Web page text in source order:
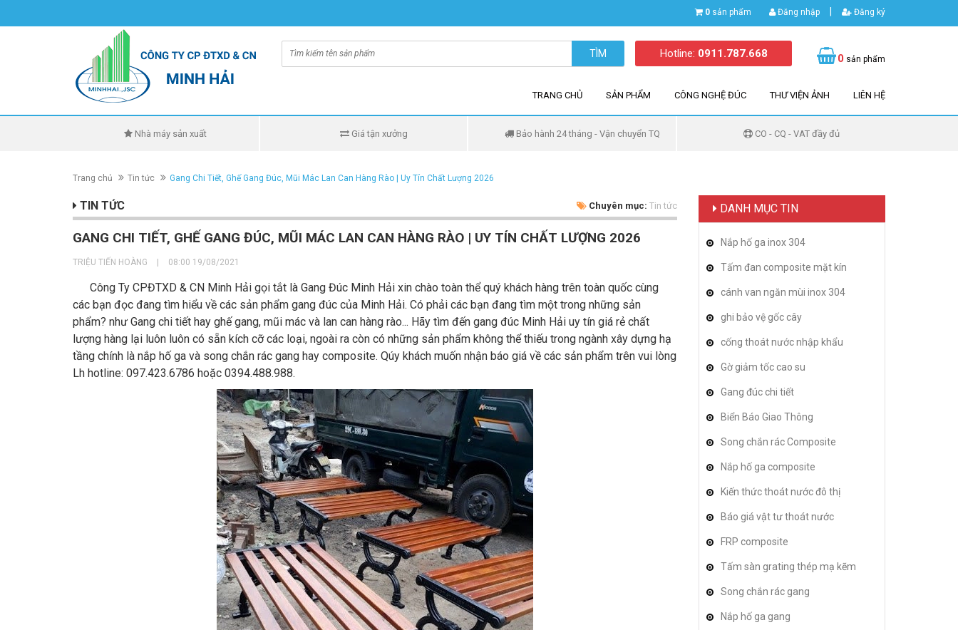
0 sản phẩm Đăng nhập Đăng ký
TÌM Hotline: 0911.787.668 0 sản phẩm
TRANG CHỦ SẢN PHẨM CÔNG NGHỆ ĐÚC THƯ VIỆN ẢNH LIÊN HỆ
Nhà máy sản xuất Giá tận xưởng Bảo hành 24 tháng - Vận chuyển TQ CO - CQ - VAT đầy đủ
Trang chủ Tin tức Gang Chi Tiết, Ghế Gang Đúc, Mũi Mác Lan Can Hàng Rào | Uy Tín Chất Lượng 2026
TIN TỨC Chuyên mục: Tin tức
GANG CHI TIẾT, GHẾ GANG ĐÚC, MŨI MÁC LAN CAN HÀNG RÀO | UY TÍN CHẤT LƯỢNG 2026
TRIỆU TIẾN HOÀNG 08:00 19/08/2021
Công Ty CPĐTXD & CN Minh Hải gọi tắt là Gang Đúc Minh Hải xin chào toàn thể quý khách hàng trên toàn quốc cùng
các bạn đọc đang tìm hiểu về các sản phẩm gang đúc của Minh Hải. Có phải các bạn đang tìm một trong những sản
phẩm? như Gang chi tiết hay ghế gang, mũi mác và lan can hàng rào... Hãy tìm đến gang đúc Minh Hải uy tín giá rẻ chất
lượng hàng lại luôn luôn có sẵn kích cỡ các loại, ngoài ra còn có những sản phẩm không thể thiếu trong ngành xây dựng hạ
tầng chính là nắp hố ga và song chắn rác gang hay composite. Qúy khách muốn nhận báo giá về các sản phẩm trên vui lòng
Lh hotline: 097.423.6786 hoặc 0394.488.988.
DANH MỤC TIN
Nắp hố ga inox 304
Tấm đan composite mặt kín
cánh van ngăn mùi inox 304
ghi bảo vệ gốc cây
cống thoát nước nhập khẩu
Gờ giảm tốc cao su
Gang đúc chi tiết
Biển Báo Giao Thông
Song chắn rác Composite
Nắp hố ga composite
Kiến thức thoát nước đô thị
Báo giá vật tư thoát nước
FRP composite
Tấm sàn grating thép mạ kẽm
Song chắn rác gang
Nắp hố ga gang